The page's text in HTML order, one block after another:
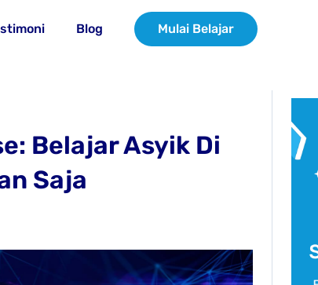
Blog Mulai Belajar
Belajar Asyik Di
Saja